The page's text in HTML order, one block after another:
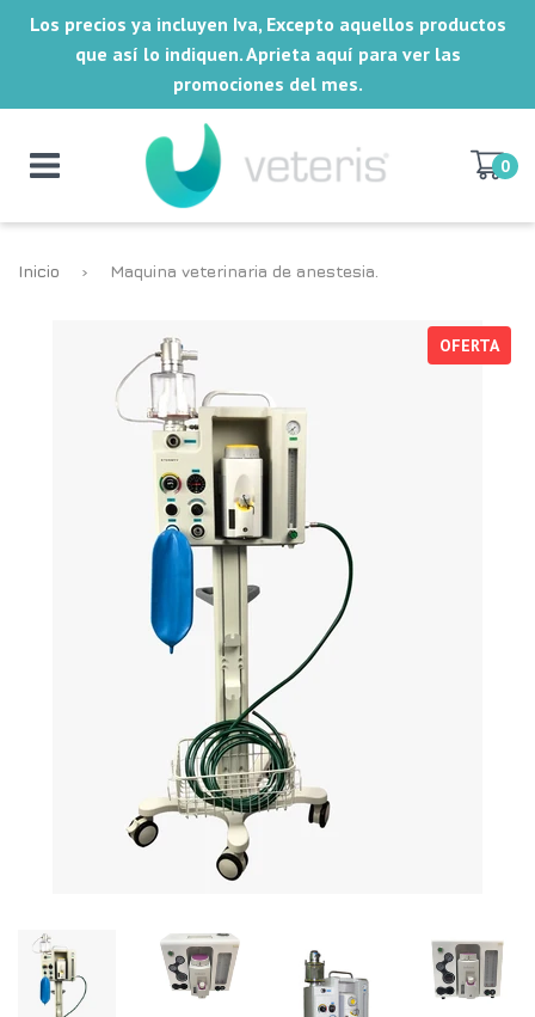
Los precios ya incluyen Iva, Excepto aquellos productos
que así lo indiquen. Aprieta aquí para ver las
promociones del mes.
0
Inicio › Maquina veterinaria de anestesia.
OFERTA